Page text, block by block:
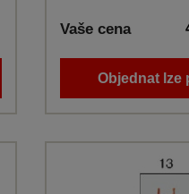
Vaše cena
Objednat lze